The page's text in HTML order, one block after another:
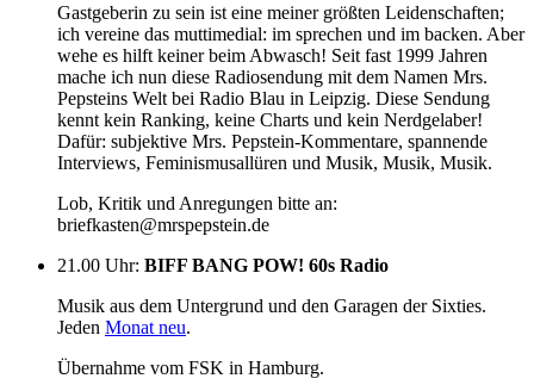
Gastgeberin zu sein ist eine meiner größten Leidenschaften;
ich vereine das muttimedial: im sprechen und im backen. Aber
wehe es hilft keiner beim Abwasch! Seit fast 1999 Jahren
mache ich nun diese Radiosendung mit dem Namen Mrs.
Pepsteins Welt bei Radio Blau in Leipzig. Diese Sendung
kennt kein Ranking, keine Charts und kein Nerdgelaber!
Dafür: subjektive Mrs. Pepstein-Kommentare, spannende
Interviews, Feminismusallüren und Musik, Musik, Musik.
Lob, Kritik und Anregungen bitte an:
briefkasten@mrspepstein.de
21.00 Uhr: BIFF BANG POW! 60s Radio
Musik aus dem Untergrund und den Garagen der Sixties.
Jeden Monat neu.
Übernahme vom FSK in Hamburg.